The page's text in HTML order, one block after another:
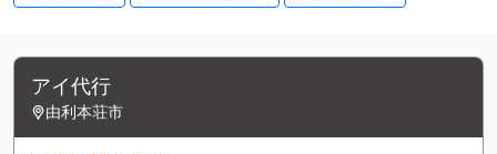
アイ代行
由利本荘市